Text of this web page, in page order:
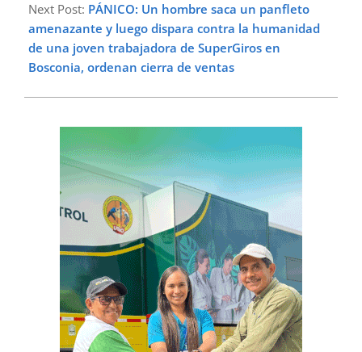
Next Post: PÁNICO: Un hombre saca un panfleto
amenazante y luego dispara contra la humanidad
de una joven trabajadora de SuperGiros en
Bosconia, ordenan cierra de ventas